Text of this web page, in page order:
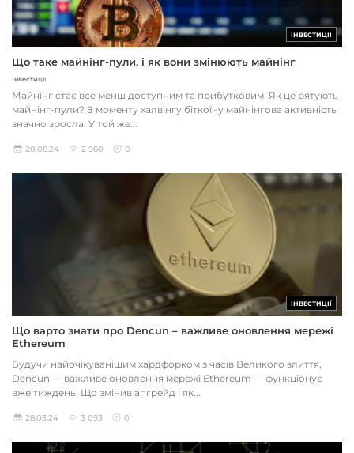
ІНВЕСТИЦІЇ
Що таке майнінг-пули, і як вони змінюють майнінг
Інвестиції
Майнінг стає все менш доступним та прибутковим. Як це рятують
майнінг-пули? З моменту халвінгу біткоїну майнінгова активність
значно зросла. У той же...
20.08.24 2 960 0
ІНВЕСТИЦІЇ
Що варто знати про Dencun – важливе оновлення мережі
Ethereum
Будучи найочікуванішим хардфорком з часів Великого злиття,
Dencun — важливе оновлення мережі Ethereum — функціонує
вже тиждень. Що змінив апгрейд і як...
28.03.24 3 093 0